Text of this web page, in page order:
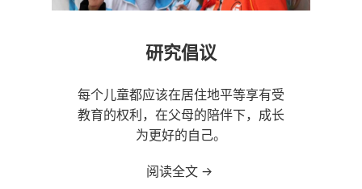
研究倡议
每个儿童都应该在居住地平等享有受
教育的权利，在父母的陪伴下，成长
为更好的自己。
阅读全文 研究倡议